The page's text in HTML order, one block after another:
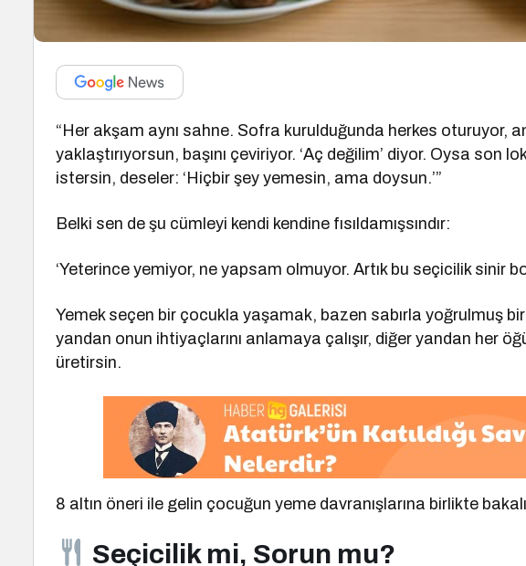
“Her akşam aynı sahne. Sofra kurulduğunda herkes oturuyor,
yaklaştırıyorsun, başını çeviriyor. ‘Aç değilim’ diyor. Oysa son
istersin, deseler: ‘Hiçbir şey yemesin, ama doysun.’”
Belki sen de şu cümleyi kendi kendine fısıldamışsındır:
‘Yeterince yemiyor, ne yapsam olmuyor. Artık bu seçicilik sinir
Yemek seçen bir çocukla yaşamak, bazen sabırla yoğrulmuş
yandan onun ihtiyaçlarını anlamaya çalışır, diğer yandan her
üretirsin.
8 altın öneri ile gelin çocuğun yeme davranışlarına birlikte
Seçicilik mi, Sorun mu?